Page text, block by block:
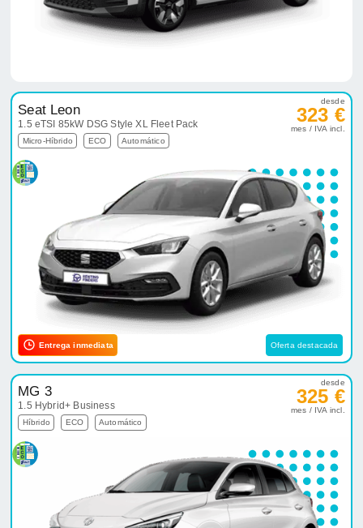
Seat Leon
1.5 eTSI 85kW DSG Style XL Fleet Pack
Micro-Híbrido ECO Automático
desde
323 €
mes / IVA incl.
Entrega inmediata Oferta destacada
MG 3
1.5 Hybrid+ Business
Híbrido ECO Automático
desde
325 €
mes / IVA incl.